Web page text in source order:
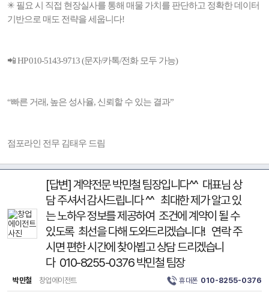
✳ 필요 시 직접 현장실사를 통해 매물 가치를 판단하고 정확한 데이터
기반으로 매도 전략을 세웁니다!
📲 HP 010-5143-9713 (문자/카톡/전화 모두 가능)
“빠른 거래, 높은 성사율, 신뢰할 수 있는 결과”
점포라인 전무 김태우 드림
[답변] 계약전문 박민철 팀장입니다^^ 대표님 상
담 주셔서 감사드립니다 ^^ 최대한 제가 알고 있
는 노하우 정보를 제공하여 조건에 계약이 될 수
있도록 최선을 다해 도와드리겠습니다! 연락 주
시면 편한 시간에 찾아뵙고 상담 드리겠습니
다 010-8255-0376 박민철 팀장
박민철 창업에이전트 휴대폰 010-8255-0376